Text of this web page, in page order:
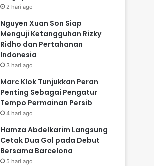
2 hari ago
Nguyen Xuan Son Siap
Menguji Ketangguhan Rizky
Ridho dan Pertahanan
Indonesia
3 hari ago
Marc Klok Tunjukkan Peran
Penting Sebagai Pengatur
Tempo Permainan Persib
4 hari ago
Hamza Abdelkarim Langsung
Cetak Dua Gol pada Debut
Bersama Barcelona
5 hari ago